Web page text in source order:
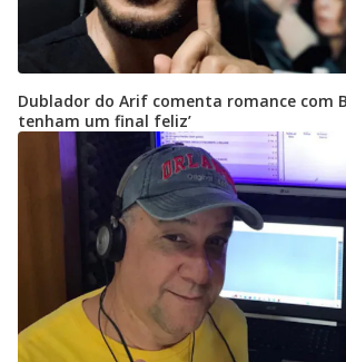
Dublador do Arif comenta romance com
tenham um final feliz’